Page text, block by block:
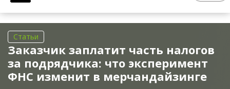
Статьи
Заказчик заплатит часть налогов
за подрядчика: что эксперимент
ФНС изменит в мерчандайзинге